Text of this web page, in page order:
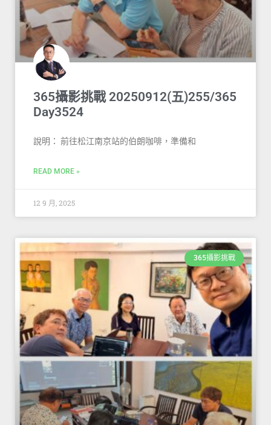
365攝影挑戰 20250912(五)255/365
Day3524
說明： 前往松江南京站的伯朗咖啡，準備和
READ MORE »
12 9 月, 2025
365攝影挑戰